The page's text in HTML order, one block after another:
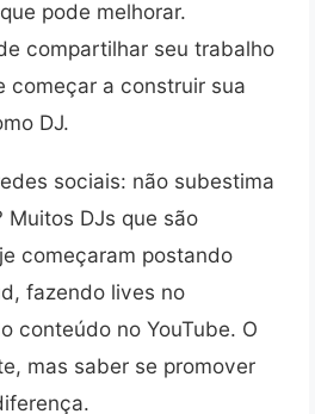
pode melhorar.
compartilhar seu trabalho
começar a construir sua
DJ.
sociais: não subestima
Muitos DJs que são
começaram postando
fazendo lives no
conteúdo no YouTube. O
mas saber se promover